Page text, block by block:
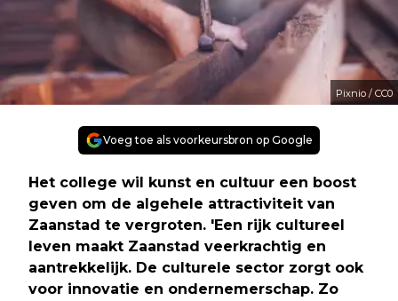
Pixnio / CC0
Voeg toe als voorkeursbron op Google
Het college wil kunst en cultuur een boost
geven om de algehele attractiviteit van
Zaanstad te vergroten. 'Een rijk cultureel
leven maakt Zaanstad veerkrachtig en
aantrekkelijk. De culturele sector zorgt ook
voor innovatie en ondernemerschap. Zo